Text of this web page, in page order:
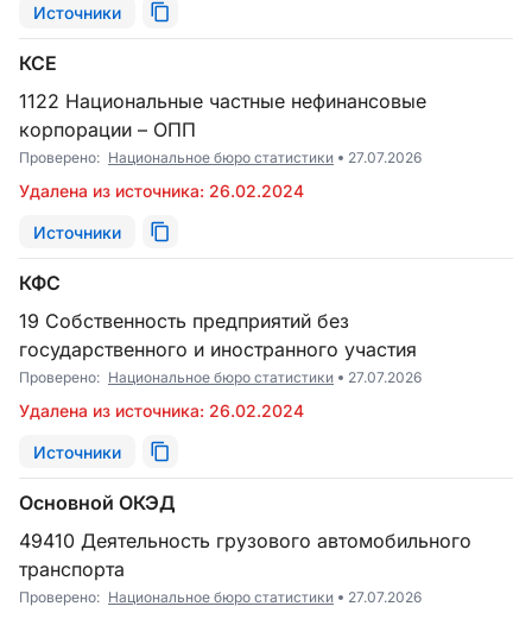
Источники
КСЕ
1122 Национальные частные нефинансовые
корпорации – ОПП
Проверено: Национальное бюро статистики 27.07.2026
Удалена из источника: 26.02.2024
Источники
КФС
19 Собственность предприятий без
государственного и иностранного участия
Проверено: Национальное бюро статистики 27.07.2026
Удалена из источника: 26.02.2024
Источники
Основной ОКЭД
49410 Деятельность грузового автомобильного
транспорта
Проверено: Национальное бюро статистики 27.07.2026